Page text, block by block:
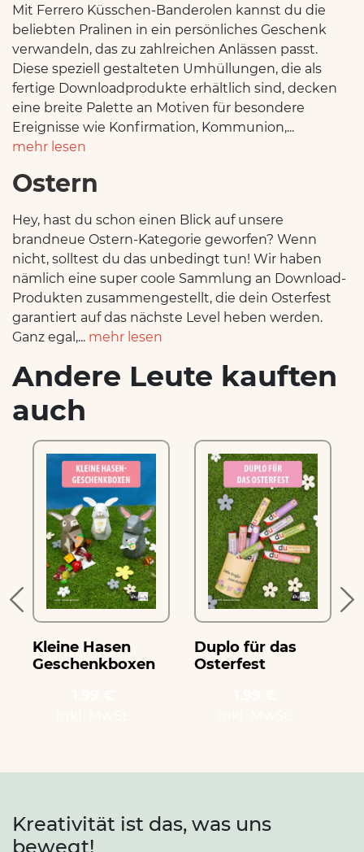
Mit Ferrero Küsschen-Banderolen kannst du die
beliebten Pralinen in ein persönliches Geschenk
verwandeln, das zu zahlreichen Anlässen passt.
Diese speziell gestalteten Umhüllungen, die als
fertige Downloadprodukte erhältlich sind, decken
eine breite Palette an Motiven für besondere
Ereignisse wie Konfirmation, Kommunion,...
mehr lesen
Ostern
Hey, hast du schon einen Blick auf unsere
brandneue Ostern-Kategorie geworfen? Wenn
nicht, solltest du das unbedingt tun! Wir haben
nämlich eine super coole Sammlung an Download-
Produkten zusammengestellt, die dein Osterfest
garantiert auf das nächste Level heben werden.
Ganz egal,... mehr lesen
Andere Leute kauften
auch
Kleine Hasen
Geschenkboxen
Duplo für das
Osterfest
Kreativität ist das, was uns
bewegt!